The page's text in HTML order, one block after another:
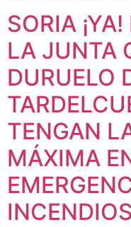
SORIA
LA JUNTA
DURUELO
TENGAN
MÁXIMA